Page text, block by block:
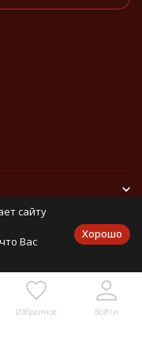
Избранное Войти
сайта
сайту
Вас
Хорошо